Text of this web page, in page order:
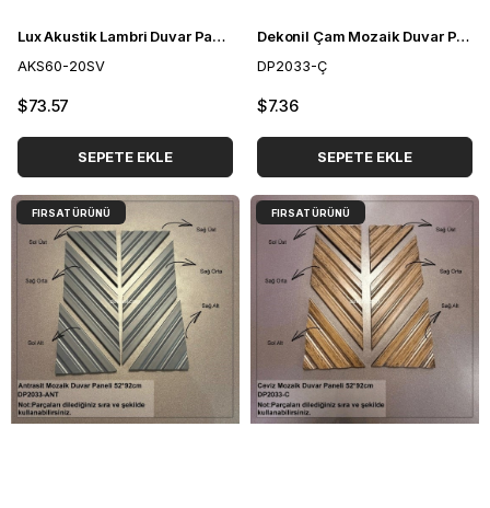
Lux Akustik Lambri Duvar Paneli Silver 60*280 cm
AKS60-20SV
$73.57
SEPETE EKLE
Dekonil Çam Mozaik Duvar Paneli 52*92cm
DP2033-Ç
$7.36
SEPETE EKLE
FIRSAT ÜRÜNÜ FIRSAT ÜRÜNÜ